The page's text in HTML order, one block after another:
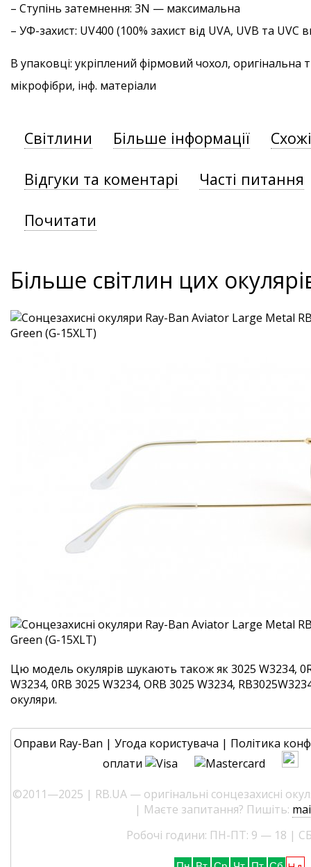
– Ступінь затемнення: 3N — максимальна
– УФ-захист: UV400 (100% захист від UVA, UVB та
В упаковці: укріплений фірмовий чохол, оригінальна
мікрофібри, інф. матеріали
Світлини Більше інформації
Відгуки та коментарі Часті питання
Почитати
Більше світлин цих
Цю модель окулярів шукають також як 3025 W3234,
W3234, 0RB 3025 W3234, ORB 3025 W3234,
окуляри.
Оправи Ray-Ban | Угода користувача | Політика
оплати
©2011—2025 | RB.UA — оригінальні сонцезахисні
| Маєте запитання? Пишіть:
Робочі години: ПН-ПТ: 9 — 18 |